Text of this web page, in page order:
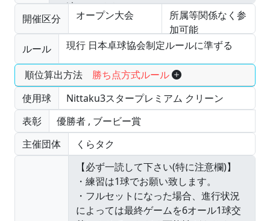
開催区分 オープン大会
所属等関係なく参
加可能
ルール
現行 日本卓球協会制定ルールに準ずる
順位算出方法 勝ち点方式ルール
使用球
Nittaku3スタープレミアム クリーン
表彰
優勝者 , ブービー賞
主催団体
くらタク